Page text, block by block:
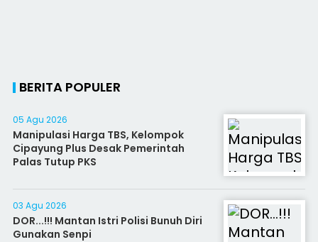
BERITA POPULER
05 Agu 2026
Manipulasi Harga TBS, Kelompok
Cipayung Plus Desak Pemerintah
Palas Tutup PKS
03 Agu 2026
DOR...!!! Mantan Istri Polisi Bunuh Diri
Gunakan Senpi